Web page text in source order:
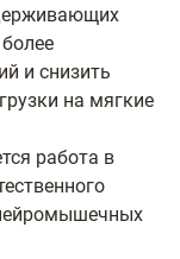
и снизить
на мягкие
работа в